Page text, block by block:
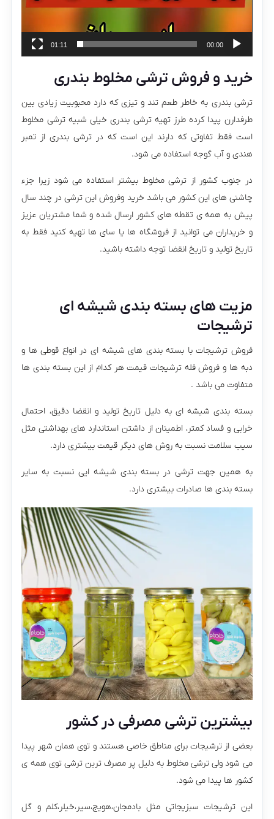
00:00
01:11
خرید و فروش ترشی مخلوط بندری
ترشی بندری به خاطر طعم تند و تیزی که دارد محبوبیت زیادی بین
طرفدارن پیدا کرده طرز تهیه ترشی بندری خیلی شبیه ترشی مخلوط
است فقط تفاوتی که دارند این است که در ترشی بندری از تمبر
هندی و آب گوجه استفاده می شود.
در جنوب کشور از ترشی مخلوط بیشتر استفاده می شود زیرا جزء
چاشنی های این کشور می باشد خرید وفروش این ترشی در چند سال
پیش به همه ی تقطه های کشور ارسال شده و شما مشتریان عزیز
و خریداران می توانید از فروشگاه ها یا سای ها تهیه کنید فقط به
تاریخ تولید و تاریخ انقضا توجه داشته باشید.
مزیت های بسته بندی شیشه ای
ترشیجات
فروش ترشیجات با بسته بندی های شیشه ای در انواع قوطی ها و
دبه ها و فروش فله ترشیجات قیمت هر کدام از این بسته بندی ها
متفاوت می باشد .
بسته بندی شیشه ای به دلیل تاریخ تولید و انقضا دقیق، احتمال
خرابی و فساد کمتر، اطمینان از داشتن استاندارد های بهداشتی مثل
سیب سلامت نسبت به روش های دیگر قیمت بیشتری دارد.
به همین جهت ترشی در بسته بندی شیشه ایی نسبت به سایر
بسته بندی ها صادرات بیشتری دارد.
بیشترین ترشی مصرفی در کشور
بعضی از ترشیجات برای مناطق خاصی هستند و توی همان شهر پیدا
می شود ولی ترشی مخلوط به دلیل پر مصرف ترین ترشی توی همه ی
کشور ها پیدا می شود.
این ترشیجات سبزیجاتی مثل بادمجان،هویج،سیر،خیلر،کلم و گل